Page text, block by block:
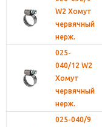
W2 Хомут
червячный
нерж.
025-
040/12 W2
Хомут
червячный
нерж.
025-040/9